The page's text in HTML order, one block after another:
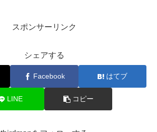
スポンサーリンク
シェアする
Facebook はてブ
LINE コピー